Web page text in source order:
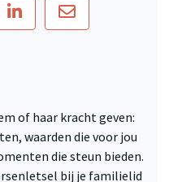
of haar kracht geven:
waarden die voor jou
die steun bieden.
bij je familielid